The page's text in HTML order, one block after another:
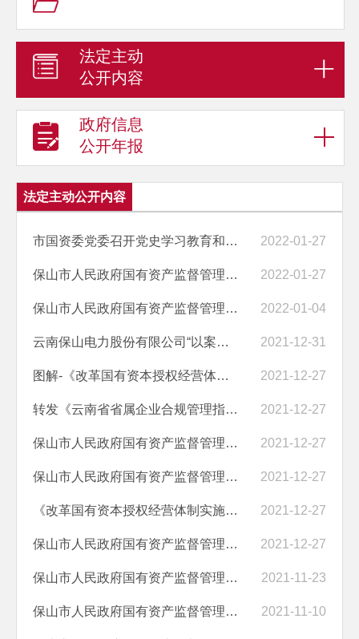
法定主动
公开内容
政府信息
公开年报
法定主动公开内容
市国资委党委召开党史学习教育和中央生态环境保护督察整改专题民主生活会 2022-01-27
保山市人民政府国有资产监督管理委员会2021年政府信息公开工作年度报告 2022-01-27
保山市人民政府国有资产监督管理委员会政府信息公开指南 2022-01-04
云南保山电力股份有限公司“以案释法”案例 2021-12-31
图解-《改革国有资本授权经营体制实施方案》政策解读 2021-12-27
转发《云南省省属企业合规管理指引（试行）的通知》政策解读 2021-12-27
保山市人民政府国有资产监督管理委员会关于转发云南省省属企业合规管理... 2021-12-27
保山市人民政府国有资产监督管理委员会关于印发保山市国资委授权放权清... 2021-12-27
《改革国有资本授权经营体制实施方案》政策解读 2021-12-27
保山市人民政府国有资产监督管理委员会 保山市财政局关于印发改革国有资... 2021-12-27
保山市人民政府国有资产监督管理委员会监督管理企业2021-2023年度财务审... 2021-11-23
保山市人民政府国有资产监督管理委员会监督管理企业2021-2023年度财务审... 2021-11-10